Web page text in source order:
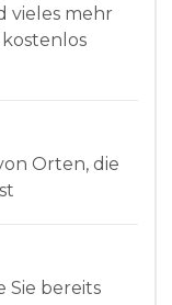
vieles mehr
kostenlos
Orten, die
Sie bereits